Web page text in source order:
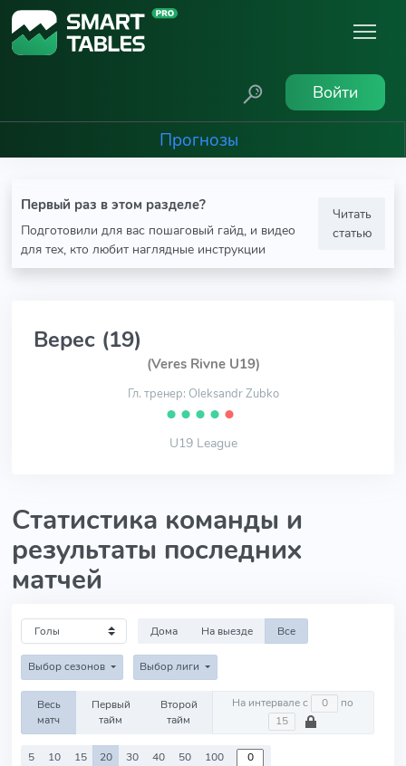
Войти
Прогнозы
Первый раз в этом разделе?
Подготовили для вас пошаговый гайд, и видео
для тех, кто любит наглядные инструкции
Читать
статью
Верес (19)
(Veres Rivne U19)
Гл. тренер: Oleksandr Zubko
⬤ ⬤ ⬤ ⬤ ⬤
U19 League
Статистика команды и
результаты последних
матчей
Дома На выезде Все
Выбор сезонов Выбор лиги
Весь
матч
Первый
тайм
Второй
тайм
На интервале с по
5 10 15 20 30 40 50 100